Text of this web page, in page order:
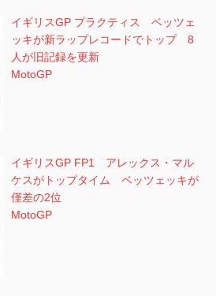
イギリスGP プラクティス ベッツェ
ッキが新ラップレコードでトップ 8
人が旧記録を更新
MotoGP
イギリスGP FP1 アレックス・マル
ケスがトップタイム ベッツェッキが
僅差の2位
MotoGP